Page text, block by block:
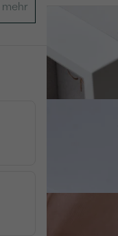
Diamant
Diamant
Diamant